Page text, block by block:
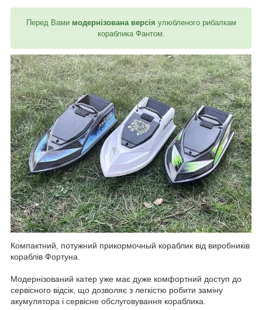
Перед Вами модернізована версія улюбленого рибалкам
кораблика Фантом.
Компактний, потужний прикормочный кораблик від виробників
кораблів Фортуна.
Модернізований катер уже має дуже комфортний доступ до
сервісного відсік, що дозволяє з легкістю робити заміну
акумулятора і сервісне обслуговування кораблика.